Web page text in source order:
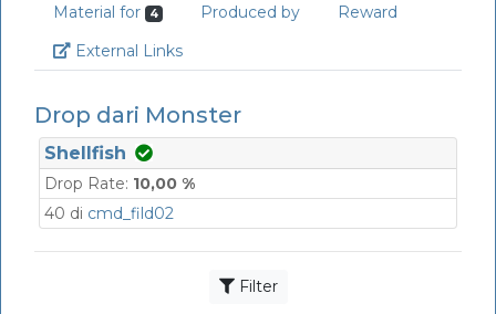
Material for
4 Produced by
Reward
External LinksLink
Drop dari Monster
Shellfish
Drop Rate: 10,00 %
40 di cmd_fild02
Filter